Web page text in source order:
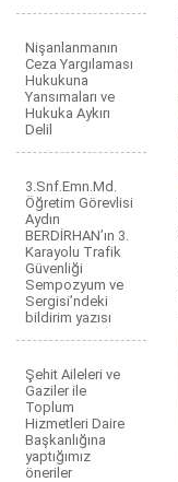
Nişanlanmanın
Ceza Yargılaması
Hukukuna
Yansımaları ve
Hukuka Aykırı
Delil
3.Snf.Emn.Md.
Öğretim Görevlisi
Aydın
BERDİRHAN’ın 3.
Karayolu Trafik
Güvenliği
Sempozyum ve
Sergisi’ndeki
bildirim yazısı
Şehit Aileleri ve
Gaziler ile
Toplum
Hizmetleri Daire
Başkanlığına
yaptığımız
öneriler